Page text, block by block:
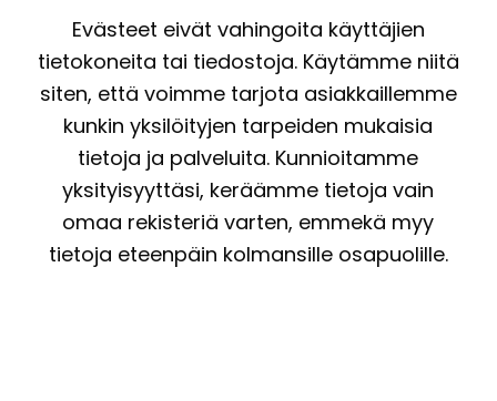
Evästeet eivät vahingoita käyttäjien
tietokoneita tai tiedostoja. Käytämme niitä
siten, että voimme tarjota asiakkaillemme
kunkin yksilöityjen tarpeiden mukaisia
tietoja ja palveluita. Kunnioitamme
yksityisyyttäsi, keräämme tietoja vain
omaa rekisteriä varten, emmekä myy
tietoja eteenpäin kolmansille osapuolille.